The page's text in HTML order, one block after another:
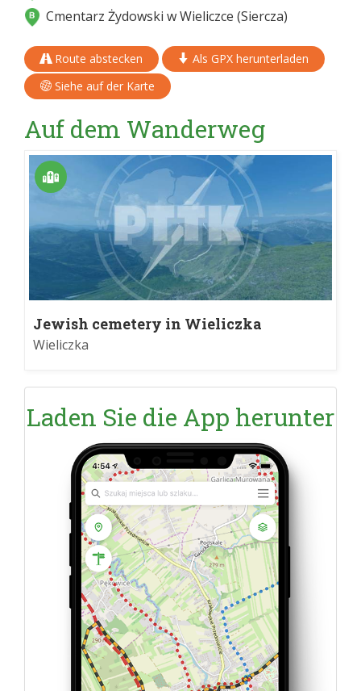
Cmentarz Żydowski w Wieliczce (Siercza)
Route abstecken
Als GPX herunterladen
Siehe auf der Karte
Auf dem Wanderweg
Jewish cemetery in Wieliczka
Wieliczka
Laden Sie die App herunter